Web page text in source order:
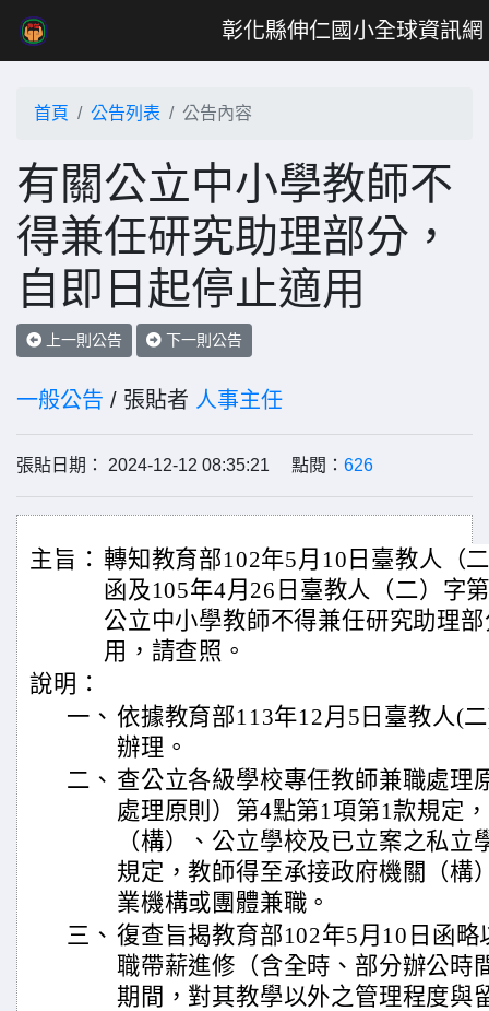
彰化縣伸仁國小全球資訊網
首頁 公告列表 公告內容
有關公立中小學教師不
得兼任研究助理部分，
自即日起停止適用
上一則公告 下一則公告
一般公告 / 張貼者 人事主任
張貼日期： 2024-12-12 08:35:21 點閱： 626
主旨： 轉知教育部102年5月10日臺教人（
函及105年4月26日臺教人（二）字
公立中小學教師不得兼任研究助理
用，請查照。
說明：
一、 依據教育部113年12月5日臺教人(
辦理。
二、 查公立各級學校專任教師兼職處理
處理原則）第4點第1項第1款規定
（構）、公立學校及已立案之私立
規定，教師得至承接政府機關（構
業機構或團體兼職。
三、 復查旨揭教育部102年5月10日函
職帶薪進修（含全時、部分辦公時
期間，對其教學以外之管理程度與